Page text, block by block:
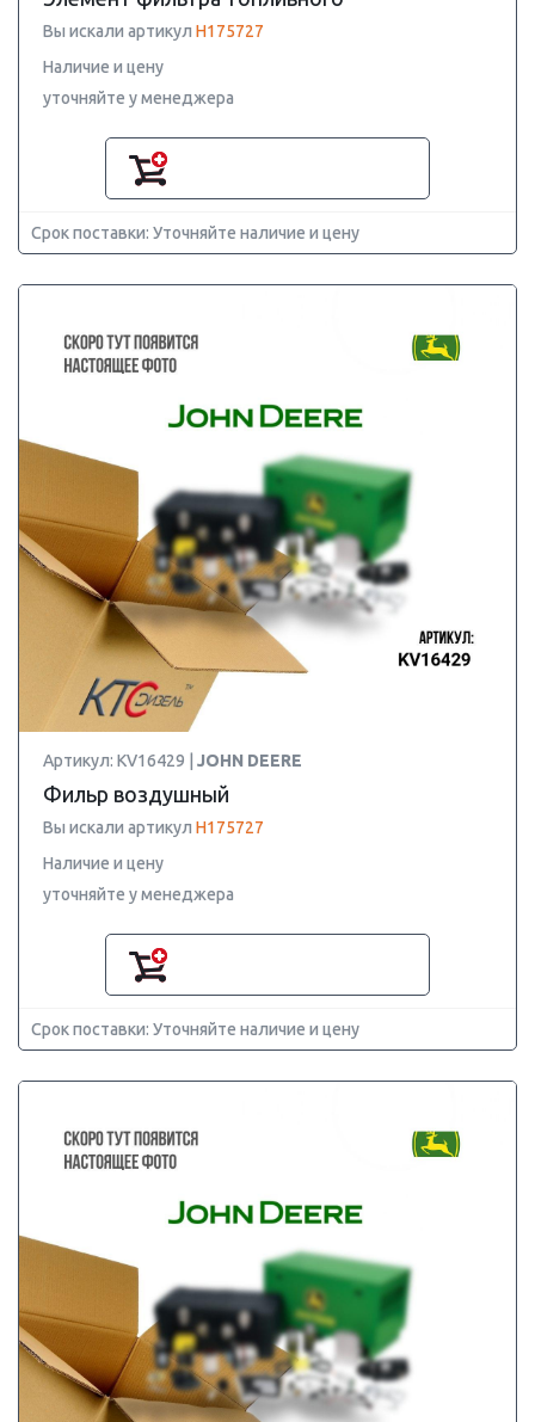
Вы искали артикул H175727
Наличие и цену
уточняйте у менеджера
Срок поставки: Уточняйте наличие и цену
Артикул: KV16429 | JOHN DEERE
Фильр воздушный
Вы искали артикул H175727
Наличие и цену
уточняйте у менеджера
Срок поставки: Уточняйте наличие и цену